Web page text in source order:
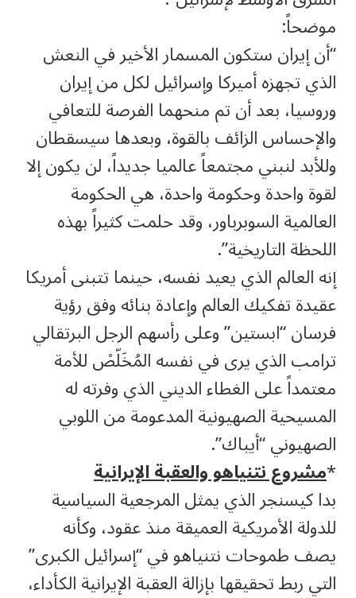
موضحاً:
“أن إيران ستكون المسمار الأخير في النعش
الذي تجهزه أميركا وإسرائيل لكل من إيران
وروسيا، بعد أن تم منحهما الفرصة للتعافي
والإحساس الزائف بالقوة، وبعدها سيسقطان
وللأبد لنبني مجتمعاً عالميا جديداً، لن يكون إلا
لقوة واحدة وحكومة واحدة، هي الحكومة
العالمية السوبرباور، وقد حلمت كثيراً بهذه
اللحظة التاريخية”.
إنه العالم الذي يعيد نفسه، حينما تتبنى أمريكا
عقيدة تفكيك العالم وإعادة بنائه وفق رؤية
فرسان “ابستين” وعلى رأسهم الرجل البرتقالي
ترامب الذي يرى في نفسه المُخَلّصْ للأمة
معتمداً على الغطاء الديني الذي وفرته له
المسيحية الصهيونية المدعومة من اللوبي
الصهيوني “أيباك”.
*مشروع نتنياهو والعقبة الإيرانية
بدا كيسنجر الذي يمثل المرجعية السياسية
للدولة الأمريكية العميقة منذ عقود، وكأنه
يصف طموحات نتنياهو في “إسرائيل الكبرى”
التي ربط تحقيقها بإزالة العقبة الإيرانية الكأداء،